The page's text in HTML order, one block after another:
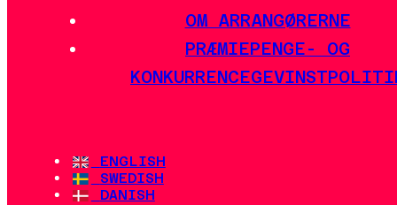
OM ARRANGØRERNE
PRÆMIEPENGE- OG
ENGLISH
SWEDISH
DANISH